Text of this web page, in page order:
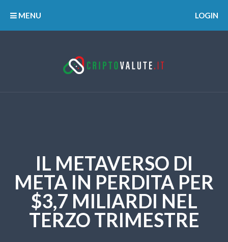
MENU LOGIN
IL METAVERSO DI
META IN PERDITA PER
$3,7 MILIARDI NEL
TERZO TRIMESTRE